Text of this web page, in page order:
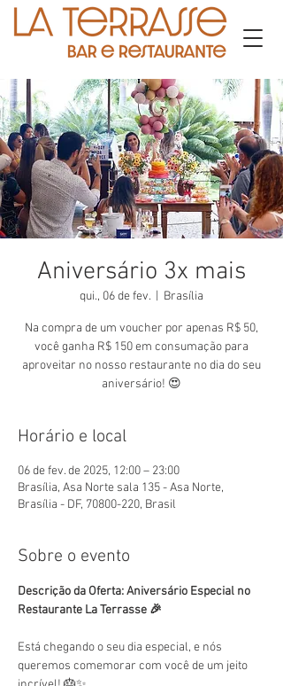
Aniversário 3x mais
qui., 06 de fev. Brasília
Na compra de um voucher por apenas R$ 50,
você ganha R$ 150 em consumação para
aproveitar no nosso restaurante no dia do seu
aniversário! 😍
Horário e local
06 de fev. de 2025, 12:00 – 23:00
Brasília, Asa Norte sala 135 - Asa Norte,
Brasília - DF, 70800-220, Brasil
Sobre o evento
Descrição da Oferta: Aniversário Especial no
Restaurante La Terrasse 🎉
Está chegando o seu dia especial, e nós
queremos comemorar com você de um jeito